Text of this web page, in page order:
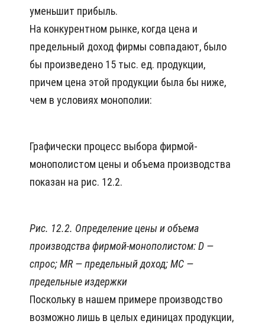
уменьшит прибыль.
На конкурентном рынке, когда цена и
предельный доход фирмы совпадают, было
бы произведено 15 тыс. ед. продукции,
причем цена этой продукции была бы ниже,
чем в условиях монополии:
Графически процесс выбора фирмой-
монополистом цены и объема производства
показан на рис. 12.2.
Рис. 12.2. Определение цены и объема
производства фирмой-монополистом:D —
спрос;MR — предельный доход; МС —
предельные издержки
Поскольку в нашем примере производство
возможно лишь в целых единицах продукции,